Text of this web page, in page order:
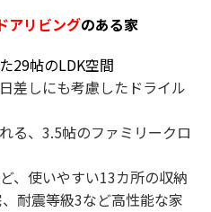
アリビングのある家
29帖のLDK空間
差しにも考慮したドライル
る、3.5帖のファミリークロ
、使いやすい13カ所の収納
耐震等級3など高性能な家